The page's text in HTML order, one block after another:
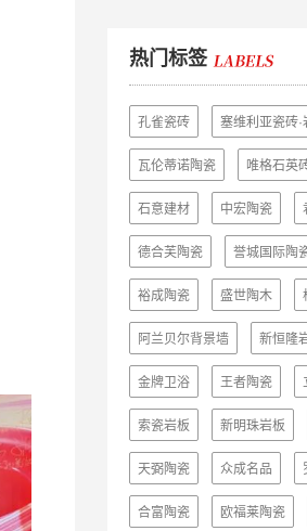
热门标签
孔雀瓷砖 塞维利亚瓷砖·
瓦伦蒂诺陶瓷 唯格石英
石意建材 中宏陶瓷
德合芙陶瓷 誉城国际陶
裕成陶瓷 盛世陶木
阿兰贝尔背景墙 新恒隆
金牌卫浴 王者陶瓷
索瓷岩板 新明珠岩板
天弼陶瓷 众成名品
合富陶瓷 欧福莱陶瓷